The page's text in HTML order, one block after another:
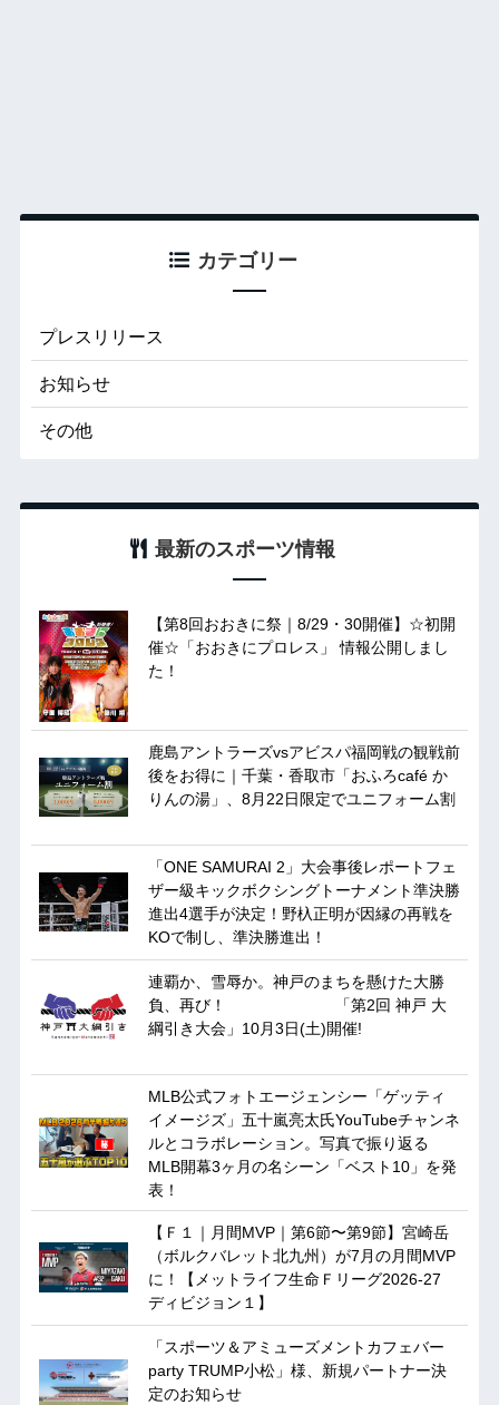
カテゴリー
プレスリリース
お知らせ
その他
最新のスポーツ情報
【第8回おおきに祭｜8/29・30開催】☆初開
催☆「おおきにプロレス」 情報公開しまし
た！
鹿島アントラーズvsアビスパ福岡戦の観戦前
後をお得に｜千葉・香取市「おふろcafé か
りんの湯」、8月22日限定でユニフォーム割
「ONE SAMURAI 2」大会事後レポートフェ
ザー級キックボクシングトーナメント準決勝
進出4選手が決定！野杁正明が因縁の再戦を
KOで制し、準決勝進出！
連覇か、雪辱か。神戸のまちを懸けた大勝
負、再び！ 「第2回 神戸 大
綱引き大会」10月3日(土)開催!
MLB公式フォトエージェンシー「ゲッティ
イメージズ」五十嵐亮太氏YouTubeチャンネ
ルとコラボレーション。写真で振り返る
MLB開幕3ヶ月の名シーン「ベスト10」を発
表！
【Ｆ１｜月間MVP｜第6節〜第9節】宮崎岳
（ボルクバレット北九州）が7月の月間MVP
に！【メットライフ生命Ｆリーグ2026-27
ディビジョン１】
「スポーツ＆アミューズメントカフェバー
party TRUMP小松」様、新規パートナー決
定のお知らせ